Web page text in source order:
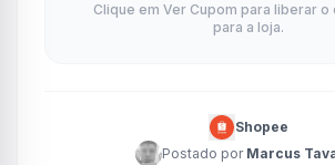
Clique em Ver Cupom para liberar
para a loja.
Shopee
Postado por Marcus